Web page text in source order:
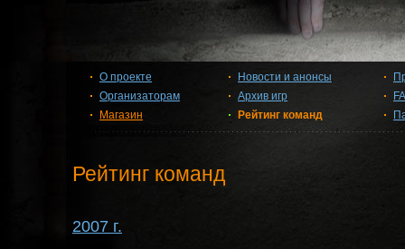
О проекте
Организаторам
Магазин
Новости и анонсы
Архив игр
Рейтинг команд
Рейтинг команд
2007 г.